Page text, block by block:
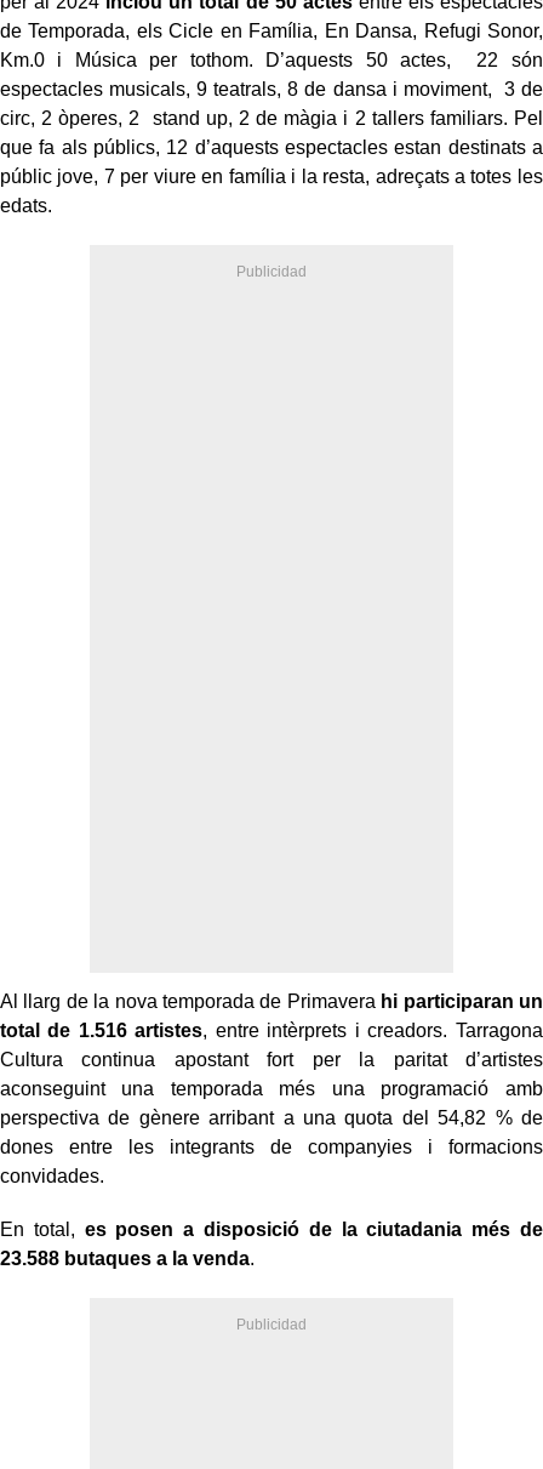
de Temporada, els Cicle en Família, En Dansa, Refugi Sonor,
Km.0 i Música per tothom. D’aquests 50 actes, 22 són
espectacles musicals, 9 teatrals, 8 de dansa i moviment, 3 de
circ, 2 òperes, 2 stand up, 2 de màgia i 2 tallers familiars. Pel
que fa als públics, 12 d’aquests espectacles estan destinats a
públic jove, 7 per viure en família i la resta, adreçats a totes les
edats.
Al llarg de la nova temporada de Primavera hi participaran un
total de 1.516 artistes, entre intèrprets i creadors. Tarragona
Cultura continua apostant fort per la paritat d’artistes
aconseguint una temporada més una programació amb
perspectiva de gènere arribant a una quota del 54,82 % de
dones entre les integrants de companyies i formacions
convidades.
En total, es posen a disposició de la ciutadania més de
23.588 butaques a la venda.